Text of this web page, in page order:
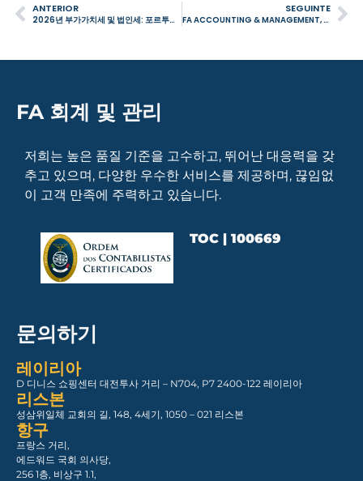
ANTERIOR
2026년 부가가치세 및 법인세: 포르투갈 기업이 반드시 알아야 할 주요 의무
SEGUINTE
FA ACCOUNTING & MANAGEMENT, PORTUGUESE BUSINESS AWARDS 2026 수상
FA 회계 및 관리
저희는 높은 품질 기준을 고수하고, 뛰어난 대응력을 갖
추고 있으며, 다양한 우수한 서비스를 제공하며, 끊임없
이 고객 만족에 주력하고 있습니다.
TOC | 100669
문의하기
레이리아
D 디니스 쇼핑센터 대전투사 거리 – N704, P7 2400-122 레이리아
리스본
성삼위일체 교회의 길, 148, 4세기, 1050 – 021 리스본
항구
프랑스 거리,
에드워드 국회 의사당,
256 1층, 비상구 1.1,